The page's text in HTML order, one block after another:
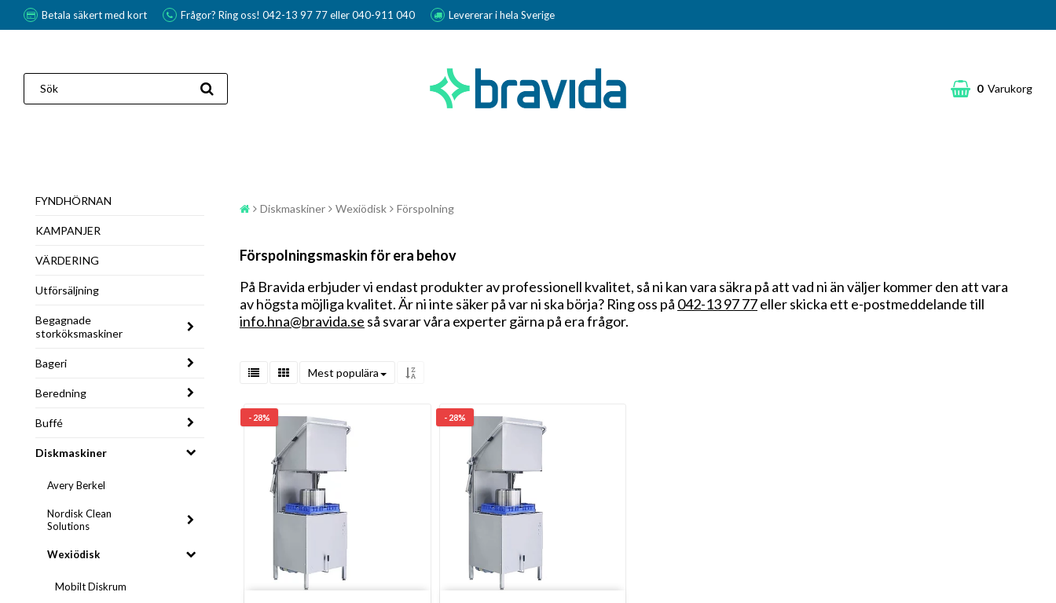
Betala säkert med kort Frågor? Ring oss! 042-13 97 77 eller 040-911 040 Levererar i hela Sverige
0 Varukorg
FYNDHÖRNAN
KAMPANJER
VÄRDERING
Utförsäljning
Begagnade
storköksmaskiner
Bageri
Beredning
Buffé
Diskmaskiner
Avery Berkel
Nordisk Clean
Solutions
Wexiödisk
Mobilt Diskrum
Diskmaskiner Wexiödisk Förspolning
Förspolningsmaskin för era behov
På Bravida erbjuder vi endast produkter av professionell kvalitet, så ni kan vara säkra på att vad ni än väljer kommer den att vara
av högsta möjliga kvalitet. Är ni inte säker på var ni ska börja? Ring oss på 042-13 97 77eller skicka ett e-postmeddelande till
info.hna@bravida.se så svarar våra experter gärna på era frågor.
Mest populära
- 28% - 28%